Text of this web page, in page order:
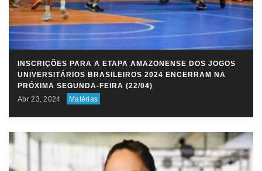
INSCRIÇÕES PARA A ETAPA AMAZONENSE DOS JOGOS
UNIVERSITÁRIOS BRASILEIROS 2024 ENCERRAM NA
PRÓXIMA SEGUNDA-FEIRA (22/04)
Abr 23, 2024
Matérias